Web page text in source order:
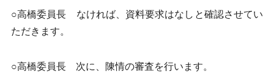
○高橋委員長 なければ、資料要求はなしと確認させてい
ただきます。
○高橋委員長 次に、陳情の審査を行います。